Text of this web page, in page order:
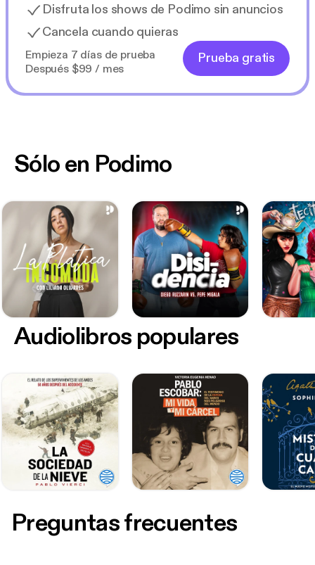
Disfruta los shows de Podimo sin anuncios
Cancela cuando quieras
Empieza 7 días de prueba
Después $99 / mes
Prueba gratis
Sólo en Podimo
Audiolibros populares
Preguntas frecuentes